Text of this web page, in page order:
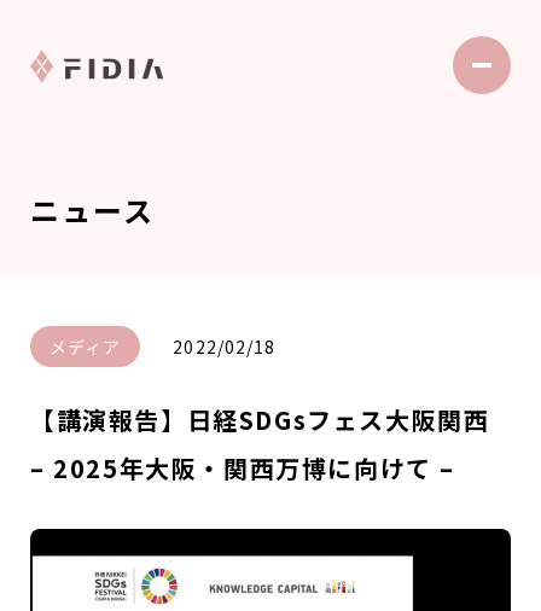
ニュース
メディア 2022/02/18
【講演報告】日経SDGsフェス大阪関西
– 2025年大阪・関西万博に向けて –